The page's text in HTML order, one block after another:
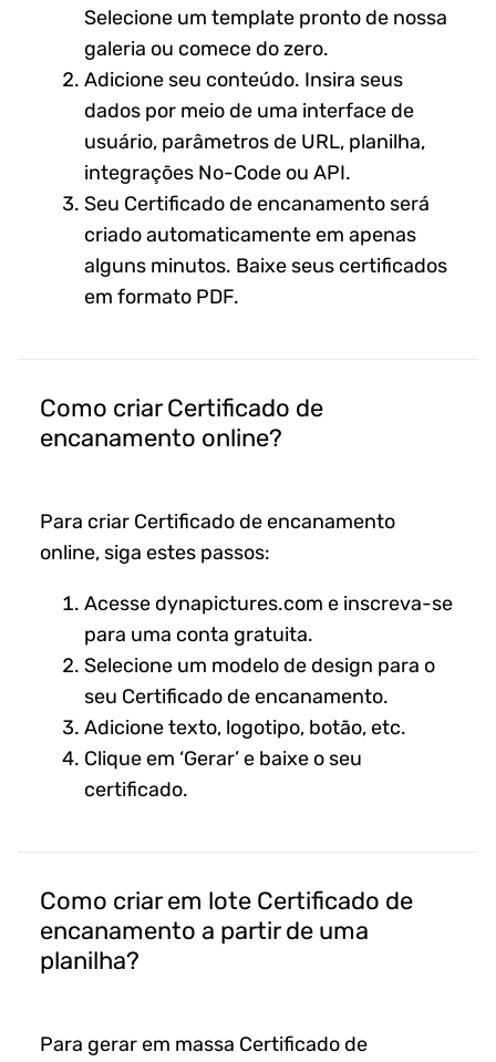
Selecione um template pronto de nossa
galeria ou comece do zero.
Adicione seu conteúdo. Insira seus
dados por meio de uma interface de
usuário, parâmetros de URL, planilha,
integrações No-Code ou API.
Seu Certificado de encanamento será
criado automaticamente em apenas
alguns minutos. Baixe seus certificados
em formato PDF.
Como criar Certificado de
encanamento online?
Para criar Certificado de encanamento
online, siga estes passos:
Acesse dynapictures.com e inscreva-se
para uma conta gratuita.
Selecione um modelo de design para o
seu Certificado de encanamento.
Adicione texto, logotipo, botão, etc.
Clique em ‘Gerar’ e baixe o seu
certificado.
Como criar em lote Certificado de
encanamento a partir de uma
planilha?
Para gerar em massa Certificado de